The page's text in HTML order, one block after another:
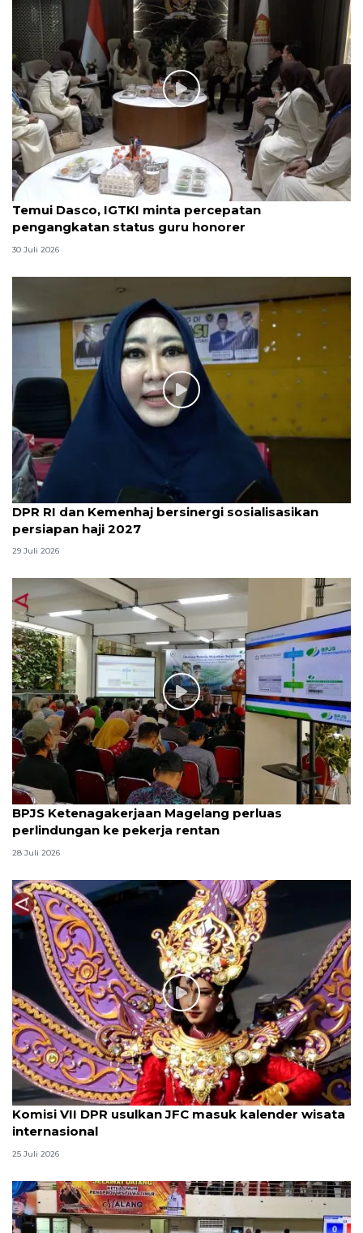
Temui Dasco, IGTKI minta percepatan
pengangkatan status guru honorer
30 Juli 2026
DPR RI dan Kemenhaj bersinergi sosialisasikan
persiapan haji 2027
29 Juli 2026
BPJS Ketenagakerjaan Magelang perluas
perlindungan ke pekerja rentan
28 Juli 2026
Komisi VII DPR usulkan JFC masuk kalender wisata
internasional
25 Juli 2026